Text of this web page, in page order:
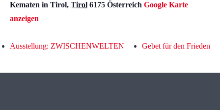
Kematen in Tirol, Tirol 6175 Österreich Google Karte
anzeigen
Ausstellung: ZWISCHENWELTEN Gebet für den Frieden